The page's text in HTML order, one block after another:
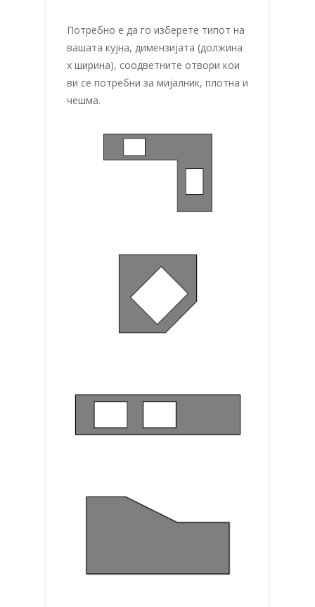
Потребно е да го изберете типот на
вашата кујна, димензијата (должина
х ширина), соодветните отвори кои
ви се потребни за мијалник, плотна и
чешма.